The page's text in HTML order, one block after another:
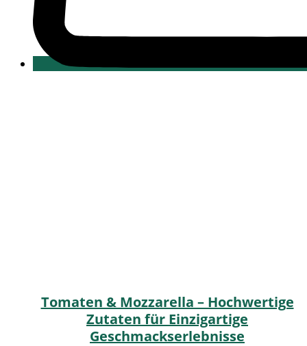
Tomaten & Mozzarella – Hochwertige
Zutaten für Einzigartige
Geschmackserlebnisse